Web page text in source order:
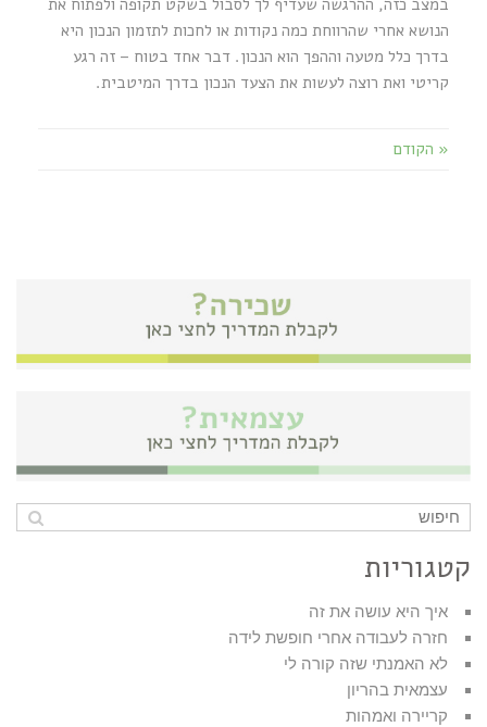
במצב כזה, ההרגשה שעדיף לך לסבול בשקט תקופה ולפתוח את
הנושא אחרי שהרווחת כמה נקודות או לחכות לתזמון הנכון היא
בדרך כלל מטעה וההפך הוא הנכון. דבר אחד בטוח – זה רגע
קריטי ואת רוצה לעשות את הצעד הנכון בדרך המיטבית.
« הקודם
קטגוריות
איך היא עושה את זה
חזרה לעבודה אחרי חופשת לידה
לא האמנתי שזה קורה לי
עצמאית בהריון
קריירה ואמהות